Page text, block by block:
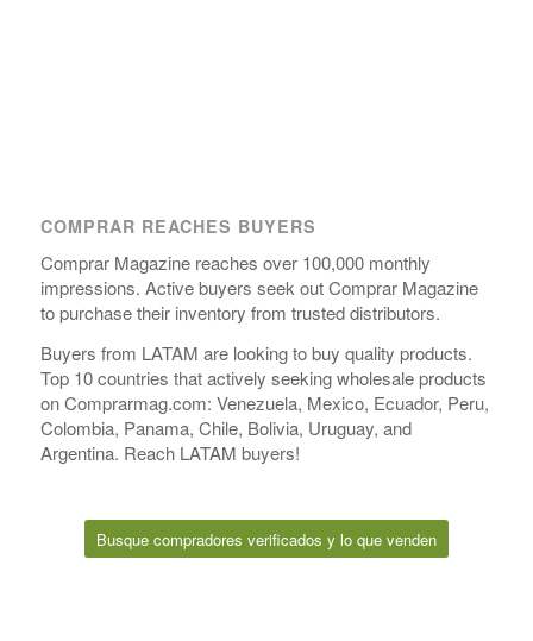
COMPRAR REACHES BUYERS
Comprar Magazine reaches over 100,000 monthly
impressions. Active buyers seek out Comprar Magazine
to purchase their inventory from trusted distributors.
Buyers from LATAM are looking to buy quality products.
Top 10 countries that actively seeking wholesale products
on Comprarmag.com: Venezuela, Mexico, Ecuador, Peru,
Colombia, Panama, Chile, Bolivia, Uruguay, and
Argentina. Reach LATAM buyers!
Busque compradores verificados y lo que venden